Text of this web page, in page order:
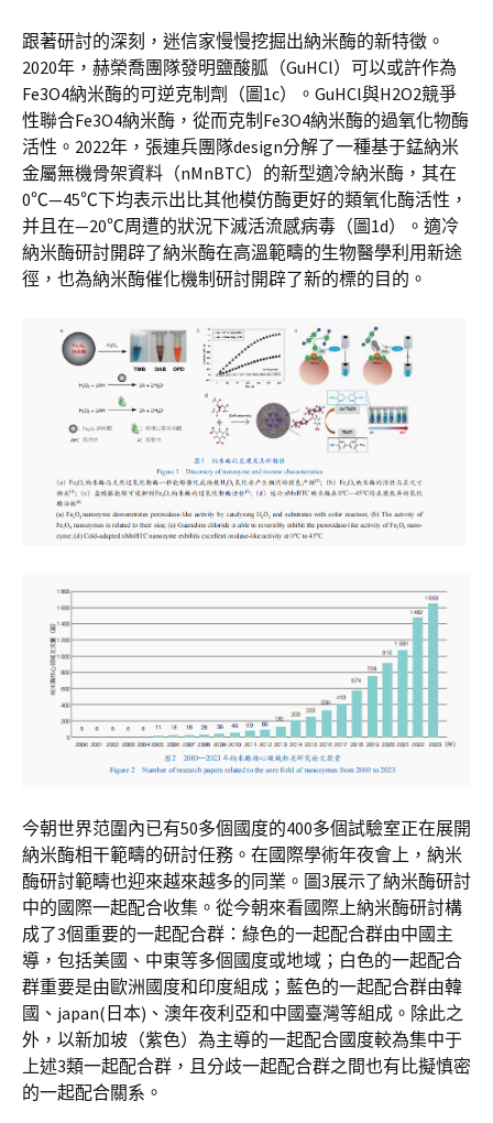
跟著研討的深刻，迷信家慢慢挖掘出納米酶的新特徵。
2020年，赫榮喬團隊發明鹽酸胍（GuHCl）可以或許作為
Fe3O4納米酶的可逆克制劑（圖1c）。GuHCl與H2O2競爭
性聯合Fe3O4納米酶，從而克制Fe3O4納米酶的過氧化物酶
活性。2022年，張連兵團隊design分解了一種基于錳納米
金屬無機骨架資料（nMnBTC）的新型適冷納米酶，其在
0℃—45℃下均表示出比其他模仿酶更好的類氧化酶活性，
并且在—20℃周遭的狀況下滅活流感病毒（圖1d）。適冷
納米酶研討開辟了納米酶在高溫範疇的生物醫學利用新途
徑，也為納米酶催化機制研討開辟了新的標的目的。
今朝世界范圍內已有50多個國度的400多個試驗室正在展開
納米酶相干範疇的研討任務。在國際學術年夜會上，納米
酶研討範疇也迎來越來越多的同業。圖3展示了納米酶研討
中的國際一起配合收集。從今朝來看國際上納米酶研討構
成了3個重要的一起配合群：綠色的一起配合群由中國主
導，包括美國、中東等多個國度或地域；白色的一起配合
群重要是由歐洲國度和印度組成；藍色的一起配合群由韓
國、japan(日本)、澳年夜利亞和中國臺灣等組成。除此之
外，以新加坡（紫色）為主導的一起配合國度較為集中于
上述3類一起配合群，且分歧一起配合群之間也有比擬慎密
的一起配合關系。